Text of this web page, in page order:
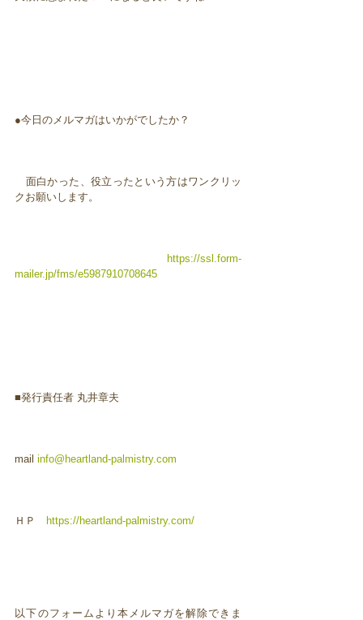
●今日のメルマガはいかがでしたか？
面白かった、役立ったという方はワンクリッ
クお願いします。
https://ssl.form-
mailer.jp/fms/e5987910708645
■発行責任者 丸井章夫
mailinfo@heartland-palmistry.com
ＨＰhttps://heartland-palmistry.com/
以下のフォームより本メルマガを解除できま